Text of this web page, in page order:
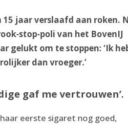
15 jaar verslaafd aan roken.
stop-poli van het BovenIJ
gelukt om te stoppen: ‘Ik
dan vroeger.’
gaf me vertrouwen’.
eerste sigaret nog goed,